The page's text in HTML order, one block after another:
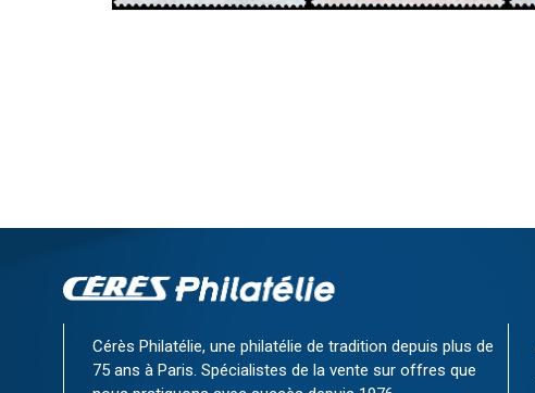
Cérès Philatélie, une philatélie de tradition depuis plus de
75 ans à Paris. Spécialistes de la vente sur offres que